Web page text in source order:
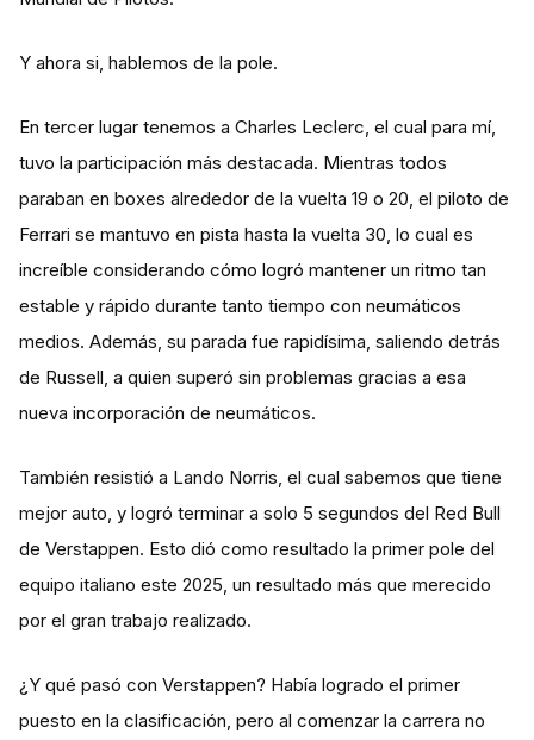
Y ahora si, hablemos de la pole.
En tercer lugar tenemos a Charles Leclerc, el cual para mí,
tuvo la participación más destacada. Mientras todos
paraban en boxes alrededor de la vuelta 19 o 20, el piloto de
Ferrari se mantuvo en pista hasta la vuelta 30, lo cual es
increíble considerando cómo logró mantener un ritmo tan
estable y rápido durante tanto tiempo con neumáticos
medios. Además, su parada fue rapidísima, saliendo detrás
de Russell, a quien superó sin problemas gracias a esa
nueva incorporación de neumáticos.
También resistió a Lando Norris, el cual sabemos que tiene
mejor auto, y logró terminar a solo 5 segundos del Red Bull
de Verstappen. Esto dió como resultado la primer pole del
equipo italiano este 2025, un resultado más que merecido
por el gran trabajo realizado.
¿Y qué pasó con Verstappen? Había logrado el primer
puesto en la clasificación, pero al comenzar la carrera no